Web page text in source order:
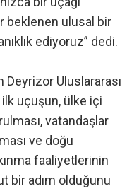
beklenen ulusal bir
ediyoruz” dedi.
Deyrizor Uluslararası
uçuşun, ülke içi
vatandaşlar
ve doğu
faaliyetlerinin
bir adım olduğunu